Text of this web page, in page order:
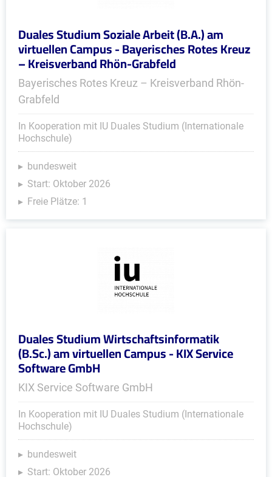
Duales Studium Soziale Arbeit (B.A.) am
virtuellen Campus - Bayerisches Rotes Kreuz
– Kreisverband Rhön-Grabfeld
Bayerisches Rotes Kreuz – Kreisverband Rhön-
Grabfeld
In Kooperation mit IU Duales Studium (Internationale
Hochschule)
bundesweit
Start: Oktober 2026
Freie Plätze: 1
Duales Studium Wirtschaftsinformatik
(B.Sc.) am virtuellen Campus - KIX Service
Software GmbH
KIX Service Software GmbH
In Kooperation mit IU Duales Studium (Internationale
Hochschule)
bundesweit
Start: Oktober 2026